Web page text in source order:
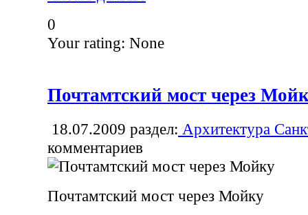
0
Your rating: None
Почтамтский мост через
18.07.2009 раздел: Архитектура
комментариев
Почтамтский мост через Мойку